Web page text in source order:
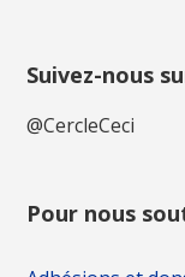
Suivez-nous
@CercleCeci
Pour nous